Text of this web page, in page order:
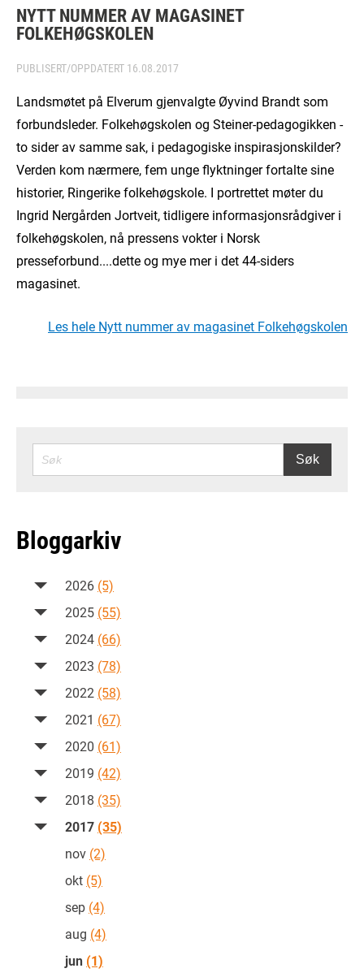
NYTT NUMMER AV MAGASINET
FOLKEHØGSKOLEN
PUBLISERT/OPPDATERT 16.08.2017
Landsmøtet på Elverum gjenvalgte Øyvind Brandt som
forbundsleder. Folkehøgskolen og Steiner-pedagogikken -
to sider av samme sak, i pedagogiske inspirasjonskilder?
Verden kom nærmere, fem unge flyktninger fortalte sine
historier, Ringerike folkehøgskole. I portrettet møter du
Ingrid Nergården Jortveit, tidligere informasjonsrådgiver i
folkehøgskolen, nå pressens vokter i Norsk
presseforbund....dette og mye mer i det 44-siders
magasinet.
Les hele Nytt nummer av magasinet Folkehøgskolen
SØK Søk
Bloggarkiv
2026 (5)
2025 (55)
2024 (66)
2023 (78)
2022 (58)
2021 (67)
2020 (61)
2019 (42)
2018 (35)
2017 (35)
nov (2)
okt (5)
sep (4)
aug (4)
jun (1)